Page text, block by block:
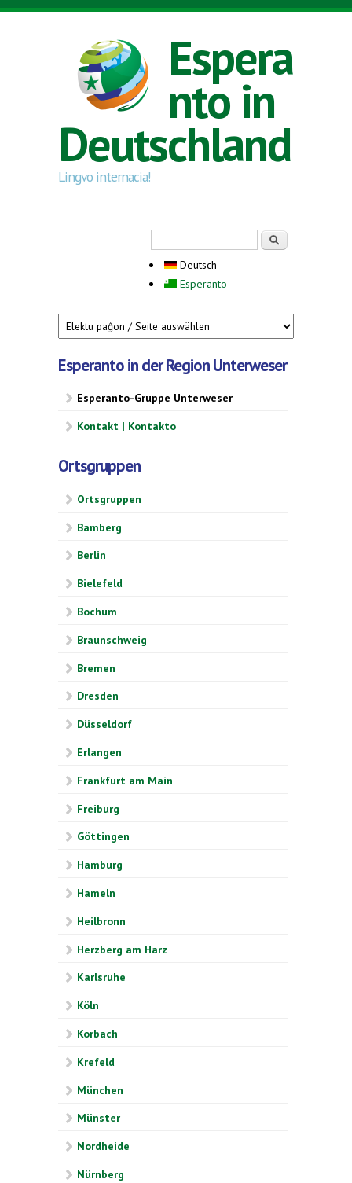
Direkt zum Inhalt
Espera
nto in
Deutschland
Lingvo internacia!
Deutsch
Esperanto
Esperanto in der Region Unterweser
Esperanto-Gruppe Unterweser
Kontakt | Kontakto
Ortsgruppen
Ortsgruppen
Bamberg
Berlin
Bielefeld
Bochum
Braunschweig
Bremen
Dresden
Düsseldorf
Erlangen
Frankfurt am Main
Freiburg
Göttingen
Hamburg
Hameln
Heilbronn
Herzberg am Harz
Karlsruhe
Köln
Korbach
Krefeld
München
Münster
Nordheide
Nürnberg